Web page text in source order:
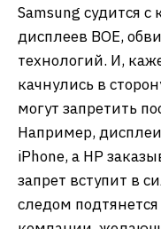
Samsung судится
дисплеев BOE,
технологий. И,
качнулись в
могут запретить
Например, дисплеи
iPhone, a HP
запрет вступит в
следом